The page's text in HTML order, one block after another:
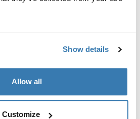
Show details
Allow all
Customize
compacto incluso más.
triangulares conectan el